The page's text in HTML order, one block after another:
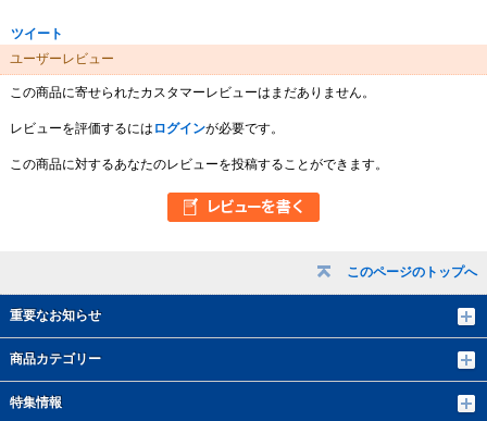
このページのトップへ
重要なお知らせ
商品カテゴリー
特集情報
ツイート
ユーザーレビュー
この商品に寄せられたカスタマーレビューはまだありません。
レビューを評価するには ログインが必要です。
この商品に対するあなたのレビューを投稿することができます。